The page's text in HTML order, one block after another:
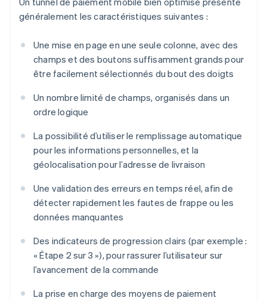
généralement les caractéristiques suivantes :
Une mise en page en une seule colonne, avec des
champs et des boutons suffisamment grands pour
être facilement sélectionnés du bout des doigts
Un nombre limité de champs, organisés dans un
ordre logique
La possibilité d’utiliser le remplissage automatique
pour les informations personnelles, et la
géolocalisation pour l’adresse de livraison
Une validation des erreurs en temps réel, afin de
détecter rapidement les fautes de frappe ou les
données manquantes
Des indicateurs de progression clairs (par exemple :
« Étape 2 sur 3 »), pour rassurer l’utilisateur sur
l’avancement de la commande
La prise en charge des moyens de paiement